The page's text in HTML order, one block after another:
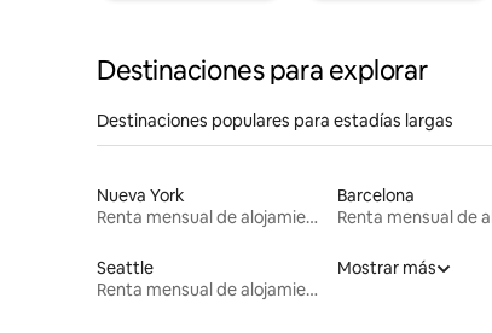
Destinaciones para explorar
Destinaciones populares para estadías largas
Nueva York
Renta mensual de alojamientos
Barcelona
Seattle
Renta mensual de alojamientos
Mostrar más